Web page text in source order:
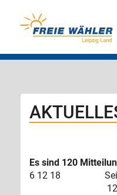
Es sind 120
6 12 18
12